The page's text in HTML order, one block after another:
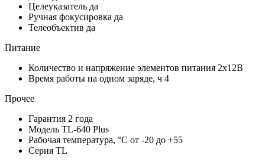
Целеуказатель да
Ручная фокусировка да
Телеобъектив да
Питание
Количество и напряжение элементов питания 2х12В
Время работы на одном заряде, ч 4
Прочее
Гарантия 2 года
Модель TL-640 Plus
Рабочая температура, °С от -20 до +55
Серия TL